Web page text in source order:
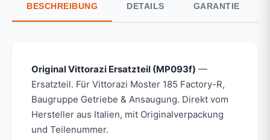
BESCHREIBUNG DETAILS GARANTIE
Original Vittorazi Ersatzteil (MP093f) —
Ersatzteil. Für Vittorazi Moster 185 Factory-R,
Baugruppe Getriebe & Ansaugung. Direkt vom
Hersteller aus Italien, mit Originalverpackung
und Teilenummer.